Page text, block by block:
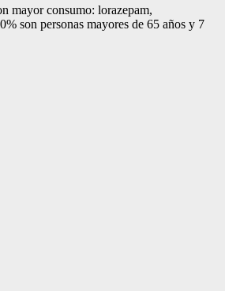
mayor consumo: lorazepam,
son personas mayores de 65 años y 7